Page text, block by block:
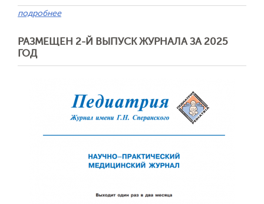
подробнее
РАЗМЕЩЕН 2-Й ВЫПУСК ЖУРНАЛА ЗА 2025
ГОД